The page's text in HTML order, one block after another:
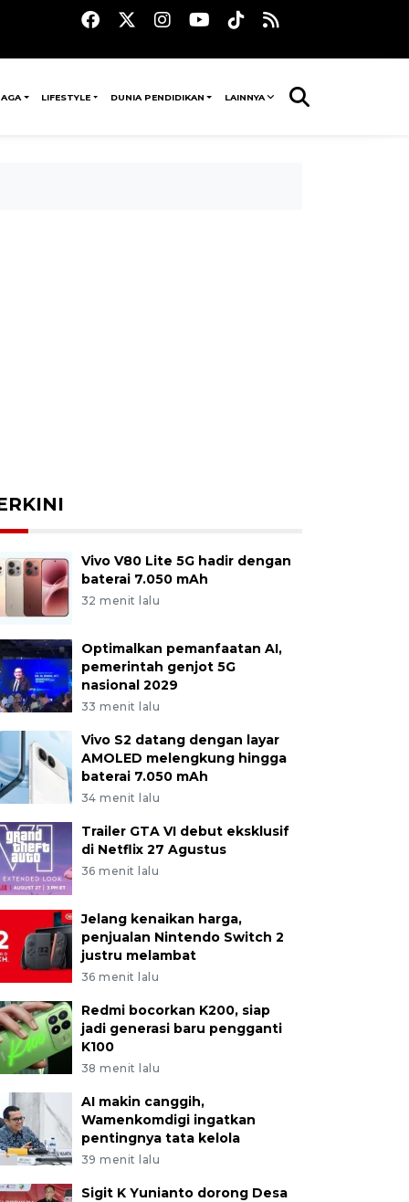
LIFESTYLE DUNIA PENDIDIKAN LAINNYA
Vivo V80 Lite 5G hadir dengan
baterai 7.050 mAh
32 menit lalu
Optimalkan pemanfaatan AI,
pemerintah genjot 5G
nasional 2029
33 menit lalu
Vivo S2 datang dengan layar
AMOLED melengkung hingga
baterai 7.050 mAh
34 menit lalu
Trailer GTA VI debut eksklusif
di Netflix 27 Agustus
36 menit lalu
Jelang kenaikan harga,
penjualan Nintendo Switch 2
justru melambat
36 menit lalu
Redmi bocorkan K200, siap
jadi generasi baru pengganti
K100
38 menit lalu
AI makin canggih,
Wamenkomdigi ingatkan
pentingnya tata kelola
39 menit lalu
Sigit K Yunianto dorong Desa